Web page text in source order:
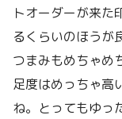
トオーダーが来た
るくらいのほうが
つまみもめちゃめ
足度はめっちゃ高
ね。とってもゆっ